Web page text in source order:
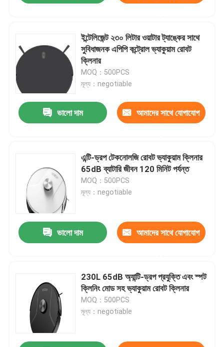
ইন্টেলিজেন্ট ২৩০ লিটার ওয়াটার ট্যাঙ্কের সাথে
সুবিধাজনক এপিপি কন্ট্রোল ভ্যাকুয়াম রোবট
ক্লিনার
MOQ：500PCS
মূল্য：negotiable
ভালো দাম আমাদের সাথে যোগাযোগ
এন্টি-ড্রপ টেকনোলজি রোবট ভ্যাকুয়াম ক্লিনার
65dB ব্যাটারি জীবন 120 মিনিট পর্যন্ত
MOQ：500PCS
মূল্য：negotiable
ভালো দাম আমাদের সাথে যোগাযোগ
230L 65dB অ্যান্টি-ড্রপ প্রযুক্তি এবং স্পট
ক্লিনিং মোড সহ ভ্যাকুয়াম রোবট ক্লিনার
MOQ：500PCS
মূল্য：negotiable